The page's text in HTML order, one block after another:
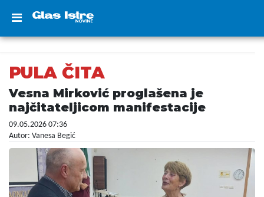
PULA ČITA
Vesna Mirković proglašena je
najčitateljicom manifestacije
09.05.2026 07:36
Autor: Vanesa Begić